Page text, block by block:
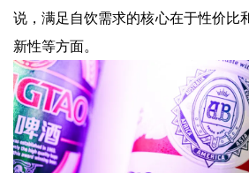
说，满足自饮需求的核心在于性价比
新性等方面。